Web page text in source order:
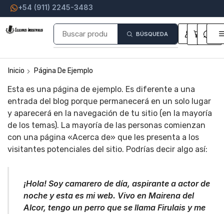
+54 (911) 2245-3483
BÚSQUEDA
Inicio Página De Ejemplo
Esta es una página de ejemplo. Es diferente a una
entrada del blog porque permanecerá en un solo lugar
y aparecerá en la navegación de tu sitio (en la mayoría
de los temas). La mayoría de las personas comienzan
con una página «Acerca de» que les presenta a los
visitantes potenciales del sitio. Podrías decir algo así:
¡Hola! Soy camarero de día, aspirante a actor de
noche y esta es mi web. Vivo en Mairena del
Alcor, tengo un perro que se llama Firulais y me